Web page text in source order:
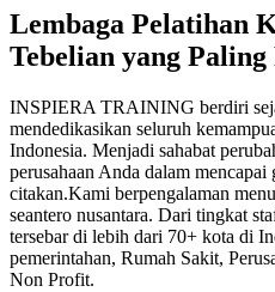
Lembaga Pelatihan
Tebelian yang Paling
INSPIERA TRAINING berdiri
mendedikasikan seluruh
Indonesia. Menjadi sahabat
perusahaan Anda dalam
citakan.Kami berpengalaman
seantero nusantara. Dari tingkat
tersebar di lebih dari 70+ kota di
pemerintahan, Rumah Sakit,
Non Profit.